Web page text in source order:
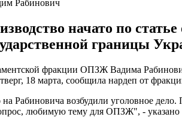
Рабинович
начато по
границы
фракции ОПЗЖ Вадима
18 марта, сообщила нардеп от
Рабиновича возбудили уголовное
любимую тему для ОПЗЖ", -